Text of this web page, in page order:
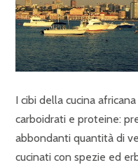
I cibi della cucina
carboidrati e proteine:
abbondanti quantità di
cucinati con spezie ed